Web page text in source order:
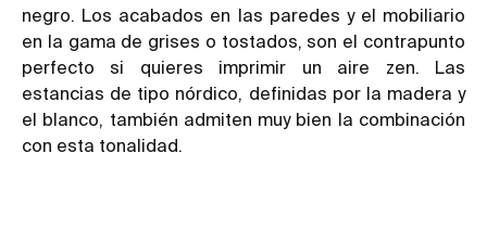
negro. Los acabados en las paredes y el mobiliario
en la gama de grises o tostados, son el contrapunto
perfecto si quieres imprimir un aire zen. Las
estancias de tipo nórdico, definidas por la madera y
el blanco, también admiten muy bien la combinación
con esta tonalidad.